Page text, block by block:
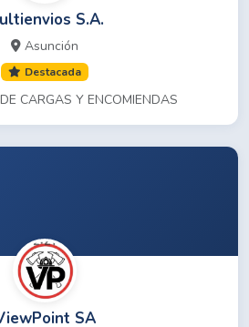
S.A.
Asunción
Destacada
CARGAS Y ENCOMIENDAS
SA